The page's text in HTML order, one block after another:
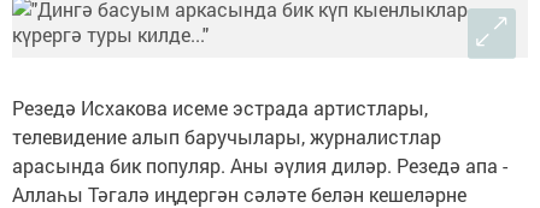
Резедә Исхакова исеме эстрада артистлары,
телевидение алып баручылары, журналистлар
арасында бик популяр. Аны әүлия диләр. Резедә апа -
Аллаһы Тәгалә иңдергән сәләте белән кешеләрне